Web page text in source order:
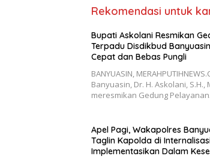
Rekomendasi untuk
Bupati Askolani Resmikan
Terpadu Disdikbud
Cepat dan Bebas Pungli
BANYUASIN,
Banyuasin, Dr. H. Askolani, S.H.,
meresmikan Gedung
Apel Pagi, Wakapolres
Taglin Kapolda di
Implementasikan Dalam